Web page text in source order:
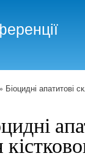
» Біоцидні апатитові